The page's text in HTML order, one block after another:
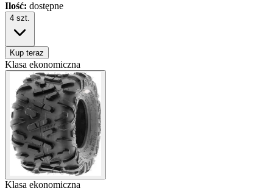
Ilość: dostępne
4 szt.
Kup teraz
Klasa ekonomiczna
Klasa ekonomiczna